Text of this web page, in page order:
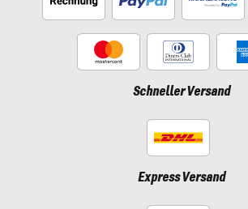
Schneller Versand
Express Versand